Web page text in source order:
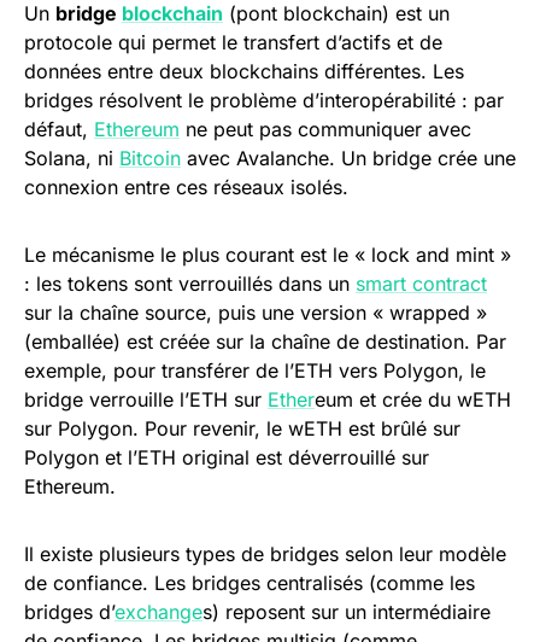
Un bridge blockchain (pont blockchain) est un
protocole qui permet le transfert d’actifs et de
données entre deux blockchains différentes. Les
bridges résolvent le problème d’interopérabilité : par
défaut, Ethereum ne peut pas communiquer avec
Solana, ni Bitcoin avec Avalanche. Un bridge crée une
connexion entre ces réseaux isolés.
Le mécanisme le plus courant est le « lock and mint »
: les tokens sont verrouillés dans un smart contract
sur la chaîne source, puis une version « wrapped »
(emballée) est créée sur la chaîne de destination. Par
exemple, pour transférer de l’ETH vers Polygon, le
bridge verrouille l’ETH sur Ethereum et crée du wETH
sur Polygon. Pour revenir, le wETH est brûlé sur
Polygon et l’ETH original est déverrouillé sur
Ethereum.
Il existe plusieurs types de bridges selon leur modèle
de confiance. Les bridges centralisés (comme les
bridges d’exchanges) reposent sur un intermédiaire